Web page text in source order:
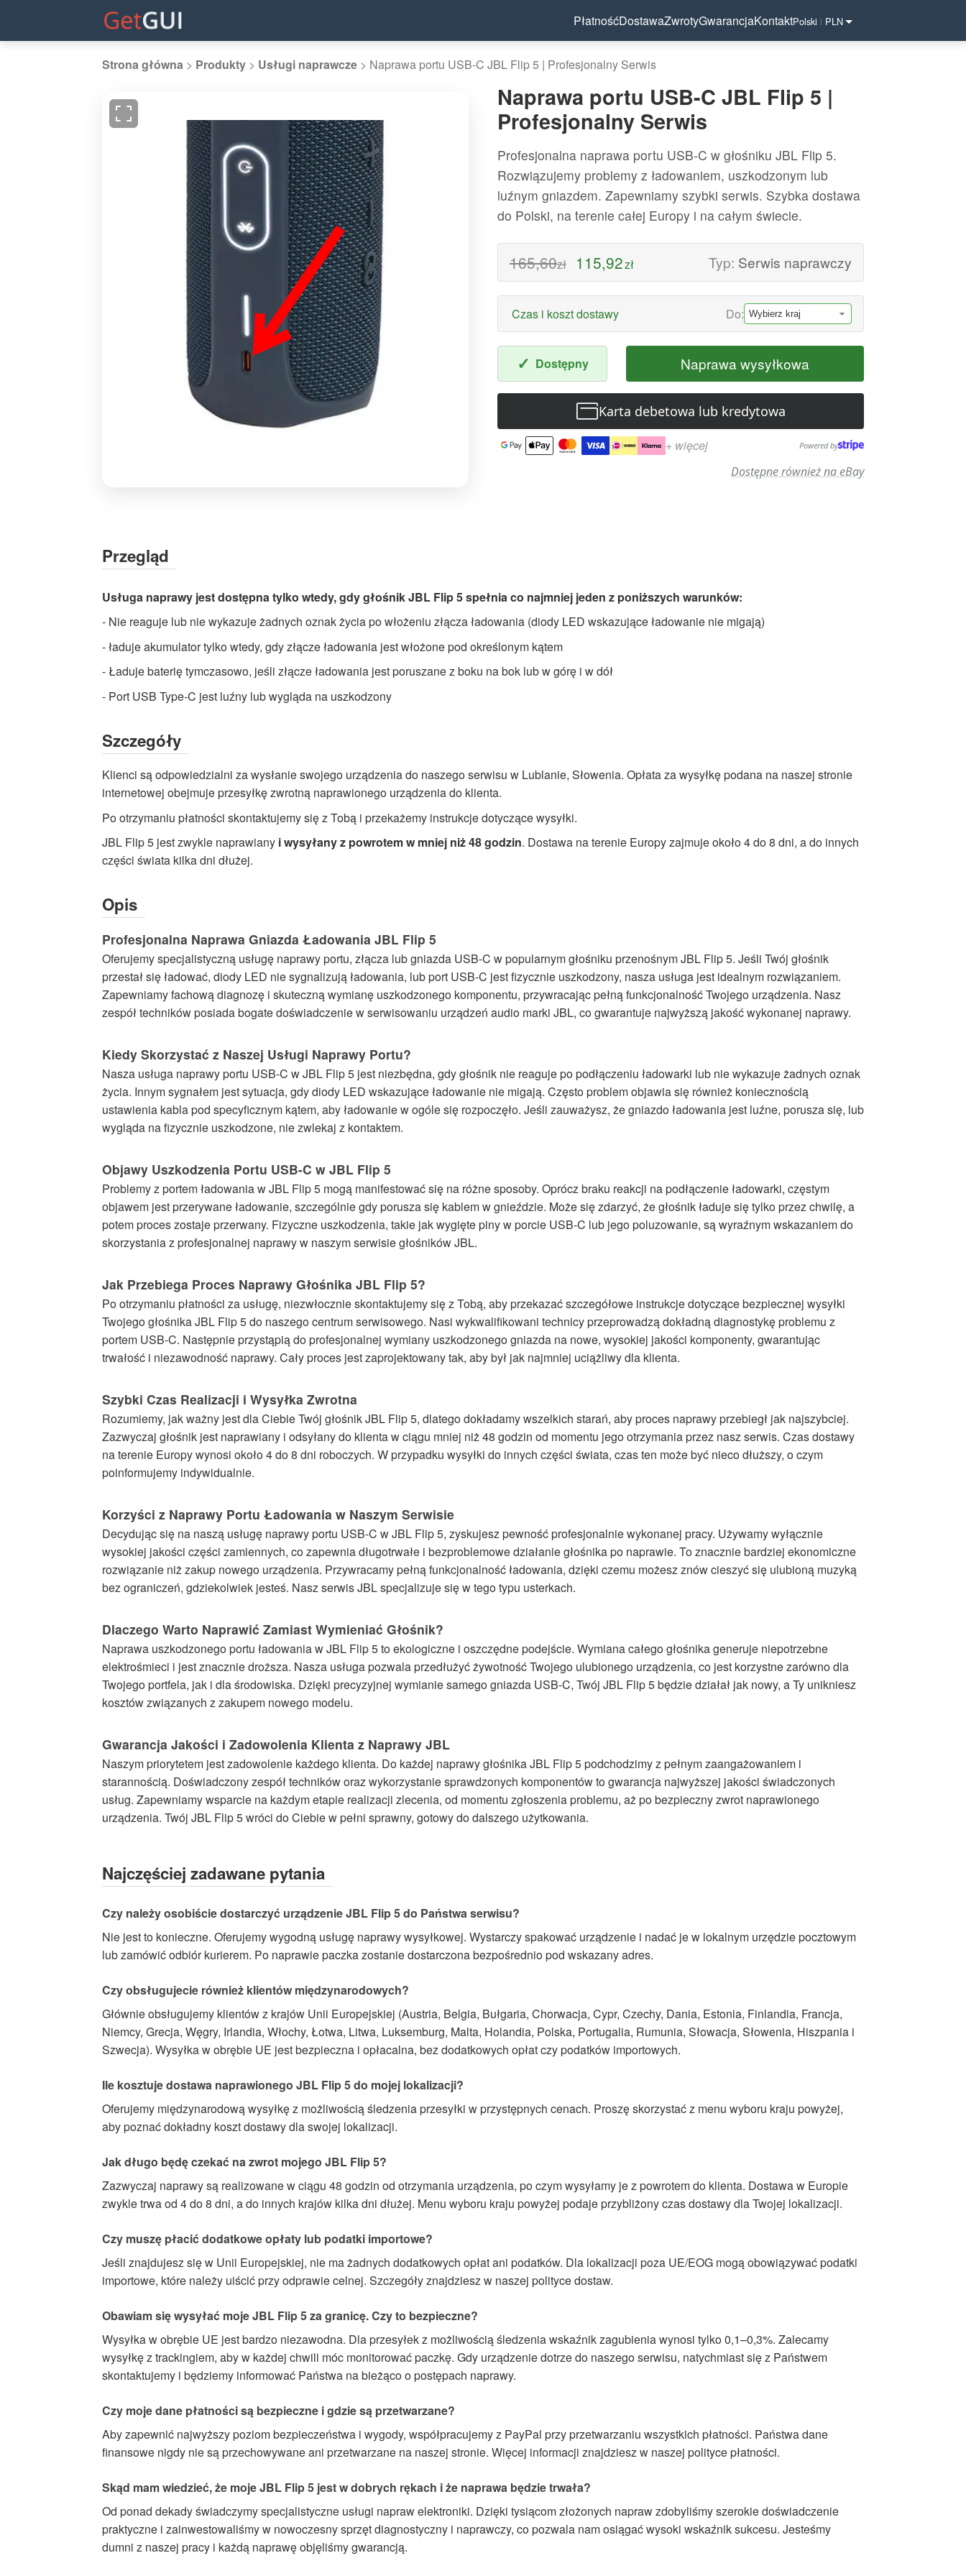
PłatnośćDostawaZwrotyGwarancjaKontaktPolski | PLN
Strona główna > Produkty > Usługi naprawcze > Naprawa portu USB-C JBL Flip 5 | Profesjonalny Serwis
C
JBL
5
|
Profesjonalny
Serwis
-
Wysokiej
naprawcze
teraz
z
szybką
wysyłką
na
cały
Naprawa portu USB-C JBL Flip 5 |
Profesjonalny Serwis
Profesjonalna naprawa portu USB-C w głośniku JBL Flip 5.
Rozwiązujemy problemy z ładowaniem, uszkodzonym lub
luźnym gniazdem. Zapewniamy szybki serwis. Szybka dostawa
do Polski, na terenie całej Europy i na całym świecie.
165,60zł 115,92zł Typ: Serwis naprawczy
Czas i koszt dostawy Do:
✓ Dostępny Naprawa wysyłkowa
Karta debetowa lub kredytowa
+ więcej Powered by
Dostępne również na eBay
Przegląd
Usługa naprawy jest dostępna tylko wtedy, gdy głośnik JBL Flip 5 spełnia co najmniej jeden z poniższych warunków:
- Nie reaguje lub nie wykazuje żadnych oznak życia po włożeniu złącza ładowania (diody LED wskazujące ładowanie nie migają)
- ładuje akumulator tylko wtedy, gdy złącze ładowania jest włożone pod określonym kątem
- Ładuje baterię tymczasowo, jeśli złącze ładowania jest poruszane z boku na bok lub w górę i w dół
- Port USB Type-C jest luźny lub wygląda na uszkodzony
Szczegóły
Klienci są odpowiedzialni za wysłanie swojego urządzenia do naszego serwisu w Lublanie, Słowenia. Opłata za wysyłkę podana na naszej stronie
internetowej obejmuje przesyłkę zwrotną naprawionego urządzenia do klienta.
Po otrzymaniu płatności skontaktujemy się z Tobą i przekażemy instrukcje dotyczące wysyłki.
JBL Flip 5 jest zwykle naprawiany i wysyłany z powrotem w mniej niż 48 godzin. Dostawa na terenie Europy zajmuje około 4 do 8 dni, a do innych
części świata kilka dni dłużej.
Opis
Profesjonalna Naprawa Gniazda Ładowania JBL Flip 5
Oferujemy specjalistyczną usługę naprawy portu, złącza lub gniazda USB-C w popularnym głośniku przenośnym JBL Flip 5. Jeśli Twój głośnik
przestał się ładować, diody LED nie sygnalizują ładowania, lub port USB-C jest fizycznie uszkodzony, nasza usługa jest idealnym rozwiązaniem.
Zapewniamy fachową diagnozę i skuteczną wymianę uszkodzonego komponentu, przywracając pełną funkcjonalność Twojego urządzenia. Nasz
zespół techników posiada bogate doświadczenie w serwisowaniu urządzeń audio marki JBL, co gwarantuje najwyższą jakość wykonanej naprawy.
Kiedy Skorzystać z Naszej Usługi Naprawy Portu?
Nasza usługa naprawy portu USB-C w JBL Flip 5 jest niezbędna, gdy głośnik nie reaguje po podłączeniu ładowarki lub nie wykazuje żadnych oznak
życia. Innym sygnałem jest sytuacja, gdy diody LED wskazujące ładowanie nie migają. Często problem objawia się również koniecznością
ustawienia kabla pod specyficznym kątem, aby ładowanie w ogóle się rozpoczęło. Jeśli zauważysz, że gniazdo ładowania jest luźne, porusza się, lub
wygląda na fizycznie uszkodzone, nie zwlekaj z kontaktem.
Objawy Uszkodzenia Portu USB-C w JBL Flip 5
Problemy z portem ładowania w JBL Flip 5 mogą manifestować się na różne sposoby. Oprócz braku reakcji na podłączenie ładowarki, częstym
objawem jest przerywane ładowanie, szczególnie gdy porusza się kablem w gnieździe. Może się zdarzyć, że głośnik ładuje się tylko przez chwilę, a
potem proces zostaje przerwany. Fizyczne uszkodzenia, takie jak wygięte piny w porcie USB-C lub jego poluzowanie, są wyraźnym wskazaniem do
skorzystania z profesjonalnej naprawy w naszym serwisie głośników JBL.
Jak Przebiega Proces Naprawy Głośnika JBL Flip 5?
Po otrzymaniu płatności za usługę, niezwłocznie skontaktujemy się z Tobą, aby przekazać szczegółowe instrukcje dotyczące bezpiecznej wysyłki
Twojego głośnika JBL Flip 5 do naszego centrum serwisowego. Nasi wykwalifikowani technicy przeprowadzą dokładną diagnostykę problemu z
portem USB-C. Następnie przystąpią do profesjonalnej wymiany uszkodzonego gniazda na nowe, wysokiej jakości komponenty, gwarantując
trwałość i niezawodność naprawy. Cały proces jest zaprojektowany tak, aby był jak najmniej uciążliwy dla klienta.
Szybki Czas Realizacji i Wysyłka Zwrotna
Rozumiemy, jak ważny jest dla Ciebie Twój głośnik JBL Flip 5, dlatego dokładamy wszelkich starań, aby proces naprawy przebiegł jak najszybciej.
Zazwyczaj głośnik jest naprawiany i odsyłany do klienta w ciągu mniej niż 48 godzin od momentu jego otrzymania przez nasz serwis. Czas dostawy
na terenie Europy wynosi około 4 do 8 dni roboczych. W przypadku wysyłki do innych części świata, czas ten może być nieco dłuższy, o czym
poinformujemy indywidualnie.
Korzyści z Naprawy Portu Ładowania w Naszym Serwisie
Decydując się na naszą usługę naprawy portu USB-C w JBL Flip 5, zyskujesz pewność profesjonalnie wykonanej pracy. Używamy wyłącznie
wysokiej jakości części zamiennych, co zapewnia długotrwałe i bezproblemowe działanie głośnika po naprawie. To znacznie bardziej ekonomiczne
rozwiązanie niż zakup nowego urządzenia. Przywracamy pełną funkcjonalność ładowania, dzięki czemu możesz znów cieszyć się ulubioną muzyką
bez ograniczeń, gdziekolwiek jesteś. Nasz serwis JBL specjalizuje się w tego typu usterkach.
Dlaczego Warto Naprawić Zamiast Wymieniać Głośnik?
Naprawa uszkodzonego portu ładowania w JBL Flip 5 to ekologiczne i oszczędne podejście. Wymiana całego głośnika generuje niepotrzebne
elektrośmieci i jest znacznie droższa. Nasza usługa pozwala przedłużyć żywotność Twojego ulubionego urządzenia, co jest korzystne zarówno dla
Twojego portfela, jak i dla środowiska. Dzięki precyzyjnej wymianie samego gniazda USB-C, Twój JBL Flip 5 będzie działał jak nowy, a Ty unikniesz
kosztów związanych z zakupem nowego modelu.
Gwarancja Jakości i Zadowolenia Klienta z Naprawy JBL
Naszym priorytetem jest zadowolenie każdego klienta. Do każdej naprawy głośnika JBL Flip 5 podchodzimy z pełnym zaangażowaniem i
starannością. Doświadczony zespół techników oraz wykorzystanie sprawdzonych komponentów to gwarancja najwyższej jakości świadczonych
usług. Zapewniamy wsparcie na każdym etapie realizacji zlecenia, od momentu zgłoszenia problemu, aż po bezpieczny zwrot naprawionego
urządzenia. Twój JBL Flip 5 wróci do Ciebie w pełni sprawny, gotowy do dalszego użytkowania.
Najczęściej zadawane pytania
Czy należy osobiście dostarczyć urządzenie JBL Flip 5 do Państwa serwisu?
Nie jest to konieczne. Oferujemy wygodną usługę naprawy wysyłkowej. Wystarczy spakować urządzenie i nadać je w lokalnym urzędzie pocztowym
lub zamówić odbiór kurierem. Po naprawie paczka zostanie dostarczona bezpośrednio pod wskazany adres.
Czy obsługujecie również klientów międzynarodowych?
Głównie obsługujemy klientów z krajów Unii Europejskiej (Austria, Belgia, Bułgaria, Chorwacja, Cypr, Czechy, Dania, Estonia, Finlandia, Francja,
Niemcy, Grecja, Węgry, Irlandia, Włochy, Łotwa, Litwa, Luksemburg, Malta, Holandia, Polska, Portugalia, Rumunia, Słowacja, Słowenia, Hiszpania i
Szwecja). Wysyłka w obrębie UE jest bezpieczna i opłacalna, bez dodatkowych opłat czy podatków importowych.
Ile kosztuje dostawa naprawionego JBL Flip 5 do mojej lokalizacji?
Oferujemy międzynarodową wysyłkę z możliwością śledzenia przesyłki w przystępnych cenach. Proszę skorzystać z menu wyboru kraju powyżej,
aby poznać dokładny koszt dostawy dla swojej lokalizacji.
Jak długo będę czekać na zwrot mojego JBL Flip 5?
Zazwyczaj naprawy są realizowane w ciągu 48 godzin od otrzymania urządzenia, po czym wysyłamy je z powrotem do klienta. Dostawa w Europie
zwykle trwa od 4 do 8 dni, a do innych krajów kilka dni dłużej. Menu wyboru kraju powyżej podaje przybliżony czas dostawy dla Twojej lokalizacji.
Czy muszę płacić dodatkowe opłaty lub podatki importowe?
Jeśli znajdujesz się w Unii Europejskiej, nie ma żadnych dodatkowych opłat ani podatków. Dla lokalizacji poza UE/EOG mogą obowiązywać podatki
importowe, które należy uiścić przy odprawie celnej. Szczegóły znajdziesz w naszej polityce dostaw.
Obawiam się wysyłać moje JBL Flip 5 za granicę. Czy to bezpieczne?
Wysyłka w obrębie UE jest bardzo niezawodna. Dla przesyłek z możliwością śledzenia wskaźnik zagubienia wynosi tylko 0,1–0,3%. Zalecamy
wysyłkę z trackingiem, aby w każdej chwili móc monitorować paczkę. Gdy urządzenie dotrze do naszego serwisu, natychmiast się z Państwem
skontaktujemy i będziemy informować Państwa na bieżąco o postępach naprawy.
Czy moje dane płatności są bezpieczne i gdzie są przetwarzane?
Aby zapewnić najwyższy poziom bezpieczeństwa i wygody, współpracujemy z PayPal przy przetwarzaniu wszystkich płatności. Państwa dane
finansowe nigdy nie są przechowywane ani przetwarzane na naszej stronie. Więcej informacji znajdziesz w naszej polityce płatności.
Skąd mam wiedzieć, że moje JBL Flip 5 jest w dobrych rękach i że naprawa będzie trwała?
Od ponad dekady świadczymy specjalistyczne usługi napraw elektroniki. Dzięki tysiącom złożonych napraw zdobyliśmy szerokie doświadczenie
praktyczne i zainwestowaliśmy w nowoczesny sprzęt diagnostyczny i naprawczy, co pozwala nam osiągać wysoki wskaźnik sukcesu. Jesteśmy
dumni z naszej pracy i każdą naprawę objęliśmy gwarancją.